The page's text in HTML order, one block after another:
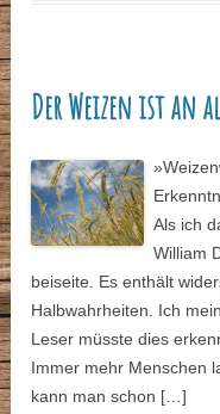
Der Weizen ist an
Als ich
William
beiseite. Es enthält
Halbwahrheiten. Ich
Leser müsste dies
Immer mehr Menschen
kann man schon […]